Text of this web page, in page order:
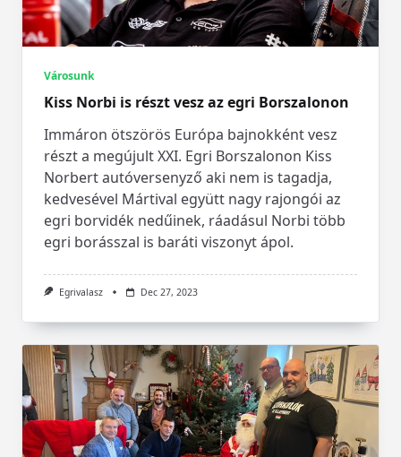
Városunk
Kiss Norbi is részt vesz az egri Borszalonon
Immáron ötszörös Európa bajnokként vesz
részt a megújult XXI. Egri Borszalonon Kiss
Norbert autóversenyző aki nem is tagadja,
kedvesével Mártival együtt nagy rajongói az
egri borvidék nedűinek, ráadásul Norbi több
egri borásszal is baráti viszonyt ápol.
Egrivalasz Dec 27, 2023